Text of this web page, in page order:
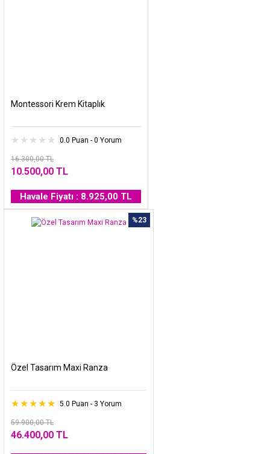
Montessori Krem Kitaplık
0.0 Puan - 0 Yorum
16.300,00 TL
10.500,00 TL
Havale Fiyatı : 8.925,00 TL
%23
Özel Tasarım Maxi Ranza
5.0 Puan - 3 Yorum
59.900,00 TL
46.400,00 TL